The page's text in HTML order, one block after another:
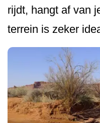
rijdt, hangt af van
terrein is zeker